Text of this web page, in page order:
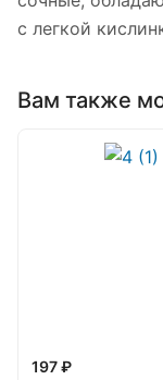
с легкой
Вам также
197 ₽